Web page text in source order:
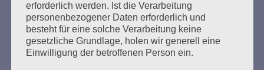
Erstellt am 14. September 2023
Wir müssen Abschied nehmen von unserer Freundin Éva
Fahidi, dieser außergewöhnlichen warmherzigen und
erforderlich werden. Ist die Verarbeitung
personenbezogener Daten erforderlich und
besteht für eine solche Verarbeitung keine
gesetzliche Grundlage, holen wir generell eine
Einwilligung der betroffenen Person ein.